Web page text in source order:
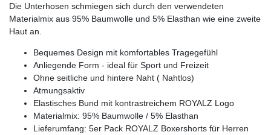
Die Unterhosen schmiegen sich durch den verwendeten
Materialmix aus 95% Baumwolle und 5% Elasthan wie eine zweite
Haut an.
Bequemes Design mit komfortables Tragegefühl
Anliegende Form - ideal für Sport und Freizeit
Ohne seitliche und hintere Naht ( Nahtlos)
Atmungsaktiv
Elastisches Bund mit kontrastreichem ROYALZ Logo
Materialmix: 95% Baumwolle / 5% Elasthan
Lieferumfang: 5er Pack ROYALZ Boxershorts für Herren